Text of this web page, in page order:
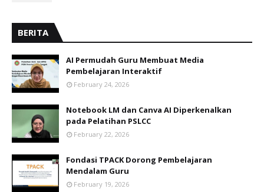
BERITA
AI Permudah Guru Membuat Media
Pembelajaran Interaktif
February 24, 2026
Notebook LM dan Canva AI Diperkenalkan
pada Pelatihan PSLCC
February 22, 2026
Fondasi TPACK Dorong Pembelajaran
Mendalam Guru
February 19, 2026